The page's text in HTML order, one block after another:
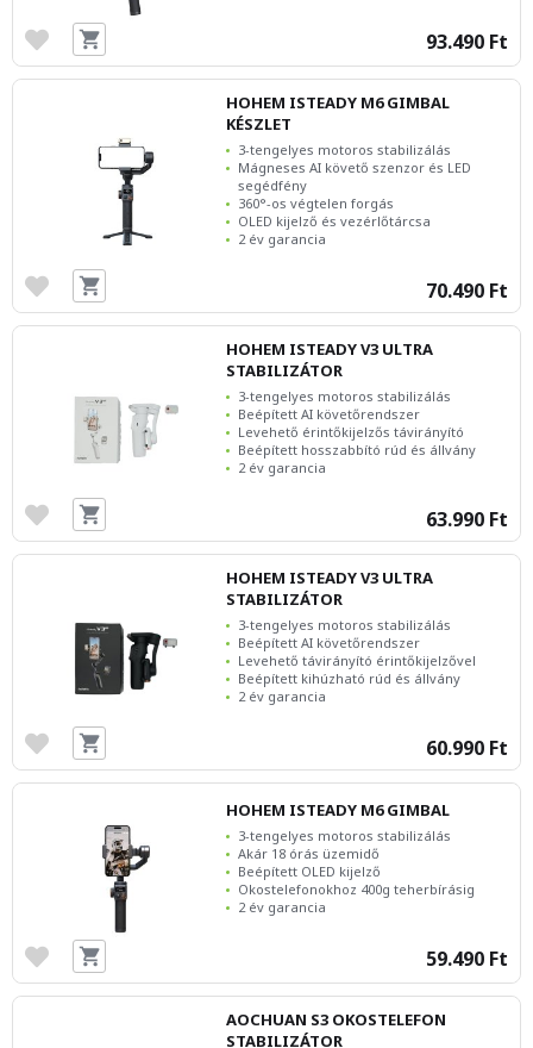
93.490 Ft
HOHEM ISTEADY M6 GIMBAL
KÉSZLET
3-tengelyes motoros stabilizálás
Mágneses AI követő szenzor és LED
segédfény
360°-os végtelen forgás
OLED kijelző és vezérlőtárcsa
2 év garancia
70.490 Ft
HOHEM ISTEADY V3 ULTRA
STABILIZÁTOR
3-tengelyes motoros stabilizálás
Beépített AI követőrendszer
Levehető érintőkijelzős távirányító
Beépített hosszabbító rúd és állvány
2 év garancia
63.990 Ft
HOHEM ISTEADY V3 ULTRA
STABILIZÁTOR
3-tengelyes motoros stabilizálás
Beépített AI követőrendszer
Levehető távirányító érintőkijelzővel
Beépített kihúzható rúd és állvány
2 év garancia
60.990 Ft
HOHEM ISTEADY M6 GIMBAL
3-tengelyes motoros stabilizálás
Akár 18 órás üzemidő
Beépített OLED kijelző
Okostelefonokhoz 400g teherbírásig
2 év garancia
59.490 Ft
AOCHUAN S3 OKOSTELEFON
STABILIZÁTOR